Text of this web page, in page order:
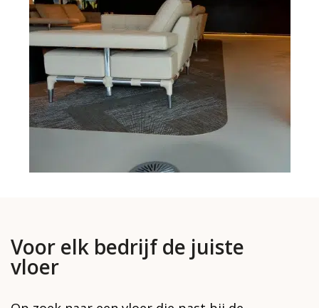
Voor elk bedrijf de juiste
vloer